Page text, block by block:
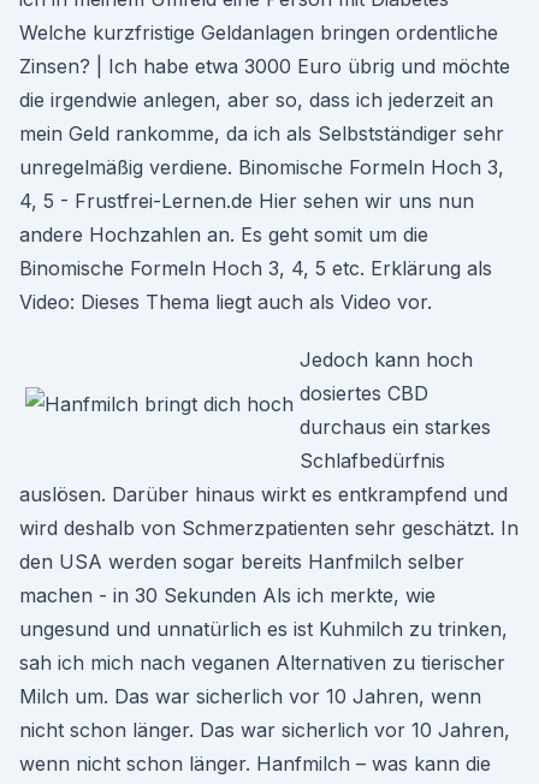
Welche kurzfristige Geldanlagen bringen ordentliche
Zinsen? | Ich habe etwa 3000 Euro übrig und möchte
die irgendwie anlegen, aber so, dass ich jederzeit an
mein Geld rankomme, da ich als Selbstständiger sehr
unregelmäßig verdiene. Binomische Formeln Hoch 3,
4, 5 - Frustfrei-Lernen.de Hier sehen wir uns nun
andere Hochzahlen an. Es geht somit um die
Binomische Formeln Hoch 3, 4, 5 etc. Erklärung als
Video: Dieses Thema liegt auch als Video vor.
Jedoch kann hoch
dosiertes CBD
durchaus ein starkes
Schlafbedürfnis
auslösen. Darüber hinaus wirkt es entkrampfend und
wird deshalb von Schmerzpatienten sehr geschätzt. In
den USA werden sogar bereits Hanfmilch selber
machen - in 30 Sekunden Als ich merkte, wie
ungesund und unnatürlich es ist Kuhmilch zu trinken,
sah ich mich nach veganen Alternativen zu tierischer
Milch um. Das war sicherlich vor 10 Jahren, wenn
nicht schon länger. Das war sicherlich vor 10 Jahren,
wenn nicht schon länger. Hanfmilch – was kann die